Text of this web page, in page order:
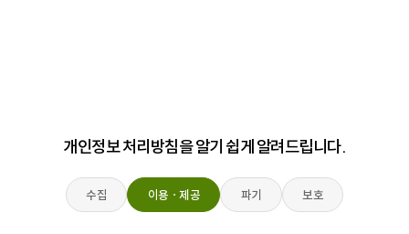
개인정보 처리방침을 알기 쉽게 알려드립니다.
수집 이용ㆍ제공 파기 보호